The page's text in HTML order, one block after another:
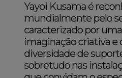
Yayoi Kusama é
mundialmente pelo
caracterizado por uma
imaginação criativa e
diversidade de
sobretudo nas